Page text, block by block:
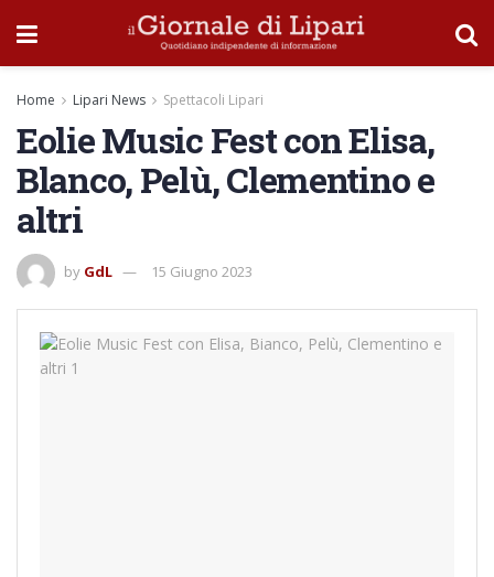
Home Lipari News Spettacoli Lipari
Eolie Music Fest con Elisa,
Blanco, Pelù, Clementino e
altri
by GdL 15 Giugno 2023